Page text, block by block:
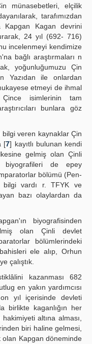
münasebetleri, elçilik
tarafımızdan
Kapgan Kagan devrini
24 yıl (692- 716)
incelenmeyi kendimize
bağlı araştırmaları n
yoğunluğumuzu Çin
Yazıdan ile onlardan
etmeyi de ihmal
isimlerinin tam
bunlara göz
bilgi veren kaynaklar Çin
[7] kayıtlı bulunan kendi
gelmiş olan Çinli
biyografileri de epey
bölümü (Pen-
vardı r. TFYK ve
bazı olaylardan da
biyografisinden
olan Çinli devlet
bölümlerindeki
ele alıp, Orhun
çalıştık.
kazanması 682
en yakın yardımcısı
yıl içerisinde devleti
birlikte kaganlığın her
altına alması,
biri haline gelmesi,
Kapgan döneminde